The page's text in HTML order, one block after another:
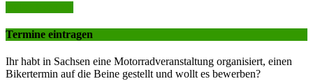
Termine eintragen
Ihr habt in Sachsen eine Motorradveranstaltung organisiert, einen
Bikertermin auf die Beine gestellt und wollt es bewerben?